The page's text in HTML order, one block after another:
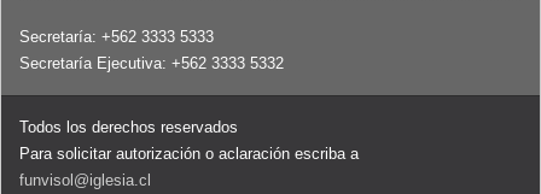
Secretaría: +562 3333 5333
Secretaría Ejecutiva: +562 3333 5332
Todos los derechos reservados
Para solicitar autorización o aclaración escriba a
funvisol@iglesia.cl